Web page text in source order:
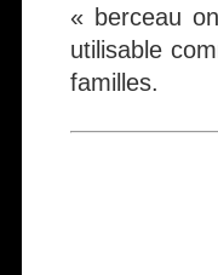
« berceau
utilisable
familles.